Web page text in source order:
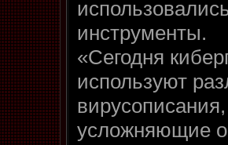
инструменты.
«Сегодня
используют
усложняющие